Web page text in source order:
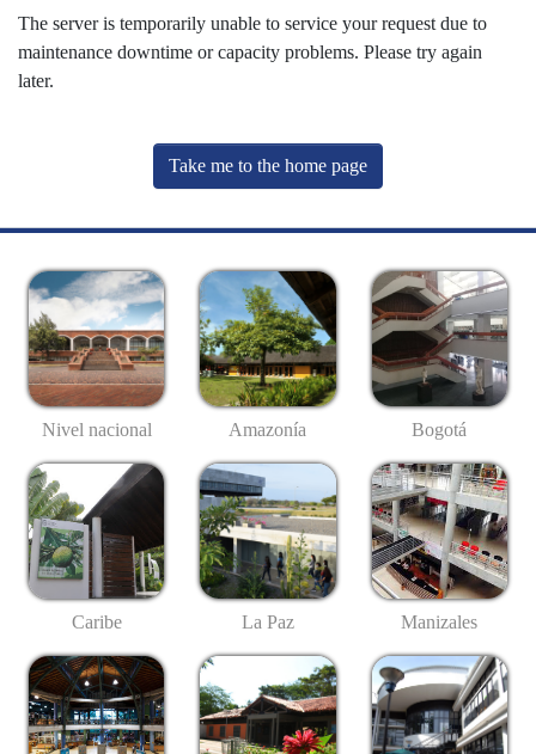
The server is temporarily unable to service your request due to
maintenance downtime or capacity problems. Please try again
later.
Take me to the home page
Nivel nacional Amazonía Bogotá
Caribe La Paz Manizales